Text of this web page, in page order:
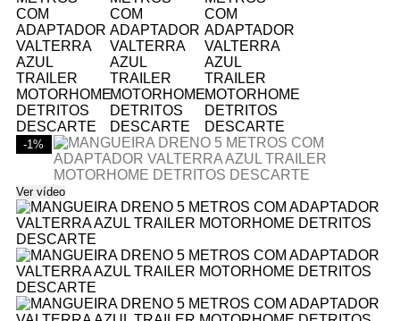
-1%
Ver vídeo